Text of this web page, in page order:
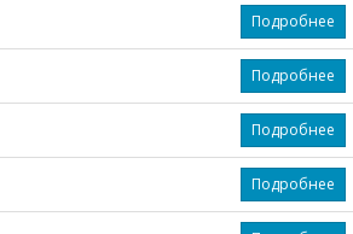
Подробнее
Подробнее
Подробнее
Подробнее